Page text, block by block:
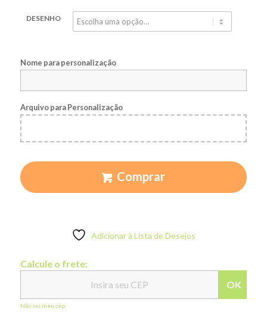
DESENHO
Nome para personalização
Arquivo para Personalização
Comprar
Adicionar à Lista de Desejos
Calcule o frete:
OK
Não sei meu cep